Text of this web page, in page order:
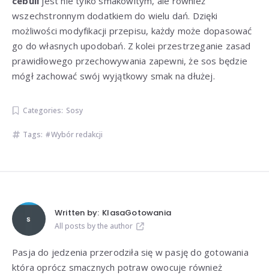
wszechstronnym dodatkiem do wielu dań. Dzięki
możliwości modyfikacji przepisu, każdy może dopasować
go do własnych upodobań. Z kolei przestrzeganie zasad
prawidłowego przechowywania zapewni, że sos będzie
mógł zachować swój wyjątkowy smak na dłużej.
Categories: Sosy
Tags: Wybór redakcji
Written by: KlasaGotowania
All posts by the author
Pasja do jedzenia przerodziła się w pasję do gotowania
która oprócz smacznych potraw owocuje również